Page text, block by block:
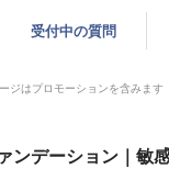
受付中の質問
ジはプロモーションを含みます
ンデーション｜敏